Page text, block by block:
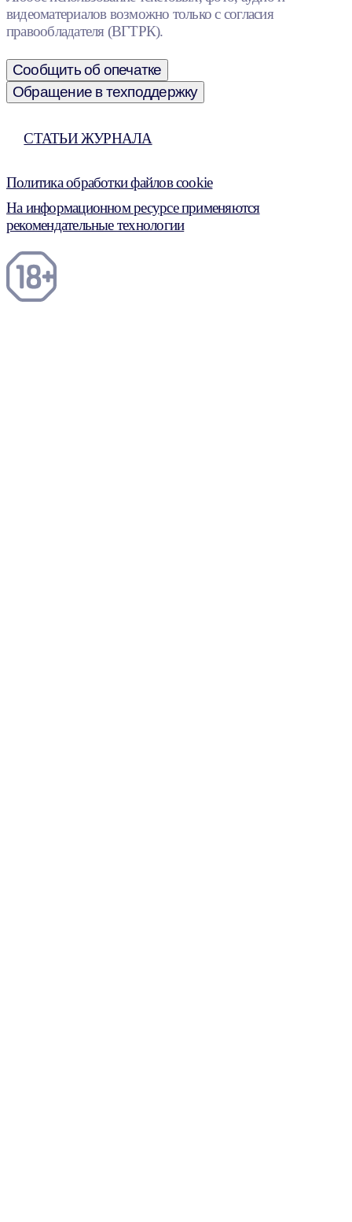
видеоматериалов возможно только с согласия
правообладателя (ВГТРК).
Сообщить об опечатке
Обращение в техподдержку
СТАТЬИ ЖУРНАЛА
Политика обработки файлов cookie
На информационном ресурсе применяются
рекомендательные технологии